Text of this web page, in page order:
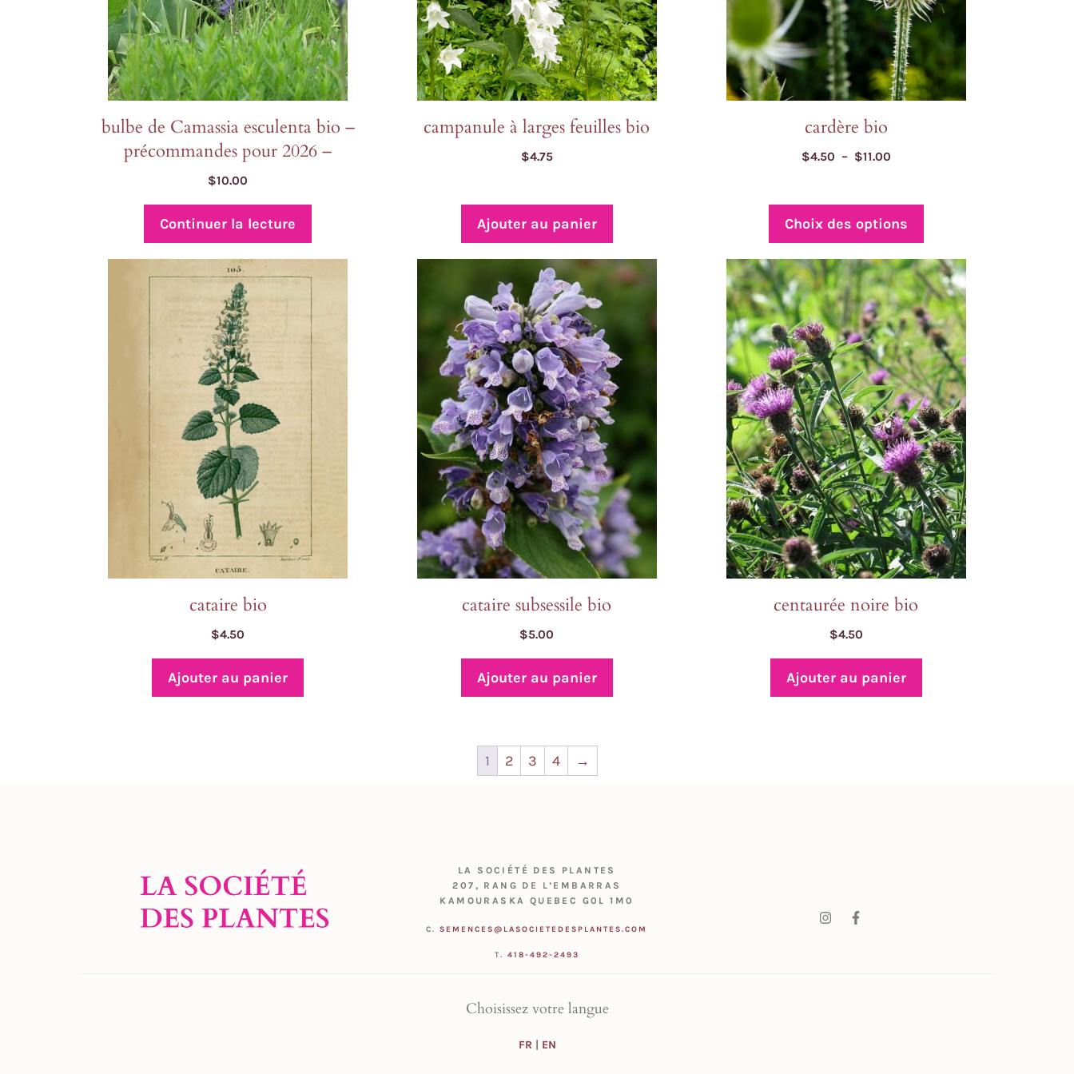
bulbe de Camassia esculenta bio –
précommandes pour 2026 –
$10.00
Continuer la lecture
campanule à larges feuilles bio
$4.75
Ajouter au panier
cardère bio
$4.50 – $11.00Plage
à
Choix des options
page
produit
cataire bio
$4.50
Ajouter au panier
cataire subsessile bio
$5.00
Ajouter au panier
centaurée noire bio
$4.50
Ajouter au panier
1 2 3 4 →
LA SOCIÉTÉ DES PLANTES
207, RANG DE L’EMBARRAS
KAMOURASKA QUEBEC G0L 1M0
C.SEMENCES@LASOCIETEDESPLANTES.COM
T. 418-492-2493
Choisissez votre langue
FR | EN